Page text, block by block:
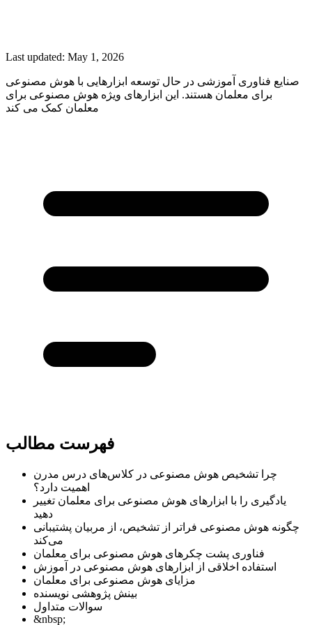
Last updated: May 1, 2026
صنایع فناوری آموزشی در حال توسعه ابزارهایی با هوش مصنوعی
برای معلمان هستند. این ابزارهای ویژه هوش مصنوعی برای
معلمان کمک می کند
فهرست مطالب
چرا تشخیص هوش مصنوعی در کلاس‌های درس مدرن
اهمیت دارد؟
یادگیری را با ابزارهای هوش مصنوعی برای معلمان تغییر
دهید
چگونه هوش مصنوعی فراتر از تشخیص، از مربیان پشتیبانی
می‌کند
فناوری پشت چکرهای هوش مصنوعی برای معلمان
استفاده اخلاقی از ابزارهای هوش مصنوعی در آموزش
مزایای هوش مصنوعی برای معلمان
بینش پژوهشی نویسنده
سوالات متداول
&nbsp;